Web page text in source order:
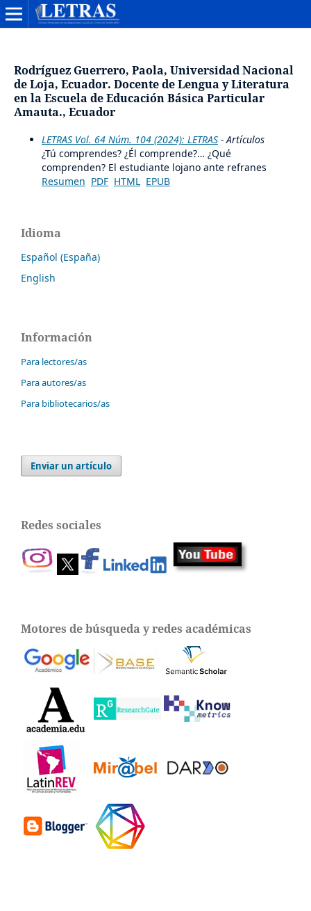
Rodríguez Guerrero, Paola, Universidad Nacional
de Loja, Ecuador. Docente de Lengua y Literatura
en la Escuela de Educación Básica Particular
Amauta., Ecuador
LETRAS Vol. 64 Núm. 104 (2024): LETRAS- Artículos
¿Tú comprendes? ¿Él comprende?… ¿Qué
comprenden? El estudiante lojano ante refranes
Resumen PDF HTML EPUB
Idioma
Español (España)
English
Información
Para lectores/as
Para autores/as
Para bibliotecarios/as
Enviar un artículo
Redes sociales
Motores de búsqueda y redes académicas